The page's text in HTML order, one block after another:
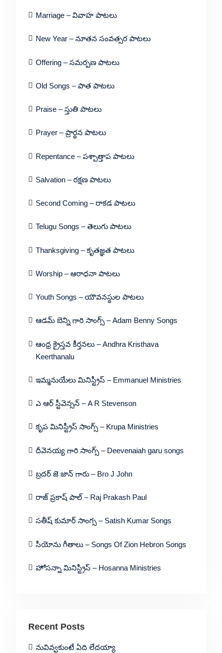
Marriage – వివాహ పాటలు
New Year – నూతన సంవత్సర పాటలు
Offering – సమర్పణ పాటలు
Old Songs – పాత పాటలు
Praise – స్తుతి పాటలు
Prayer – ప్రార్థన పాటలు
Repentance – పశ్చాత్తాప పాటలు
Salvation – రక్షణ పాటలు
Second Coming – రాకడ పాటలు
Telugu Songs – తెలుగు పాటలు
Thanksgiving – కృతజ్ఞత పాటలు
Worship – ఆరాధనా పాటలు
Youth Songs – యౌవనస్థుల పాటలు
ఆడమ్ బెన్ని గారి సాంగ్స్ – Adam Benny Songs
ఆంధ్ర క్రైస్తవ కీర్తనలు – Andhra Kristhava
Keerthanalu
ఇమ్మనుయేలు మినిస్ట్రీస్ – Emmanuel Ministries
ఎ ఆర్ స్టీవెన్సన్ – A R Stevenson
కృప మినిస్ట్రీస్ సాంగ్స్ – Krupa Ministries
దీవెనయ్య గారి సాంగ్స్ – Deevenaiah garu songs
బ్రదర్ జె జాన్ గారు – Bro J John
రాజ్ ప్రకాష్ పాల్ – Raj Prakash Paul
సతీష్ కుమార్ సాంగ్స – Satish Kumar Songs
సీయోను గీతాలు – Songs Of Zion Hebron Songs
హోసన్నా మినిస్ట్రీస్ – Hosanna Ministries
Recent Posts
నువివ్వకుంటే ఏది లేదయ్యా